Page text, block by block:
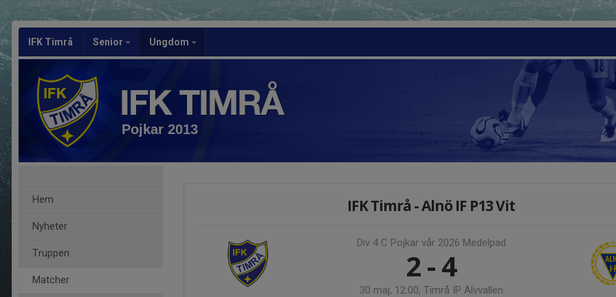
IFK Timrå Senior Ungdom
Pojkar 2013
Hem
Nyheter
Truppen
Matcher
IFK Timrå - Alnö IF P13 Vit
Div 4 C Pojkar vår 2026 Medelpad
2 - 4
30 maj, 12:00, Timrå IP Älvvallen